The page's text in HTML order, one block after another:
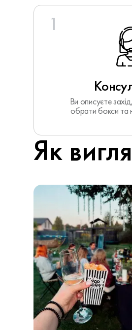
до оренди
обладнання.
Отримати
консультацію
1
Ви описуєте
обрати бокси та
Як